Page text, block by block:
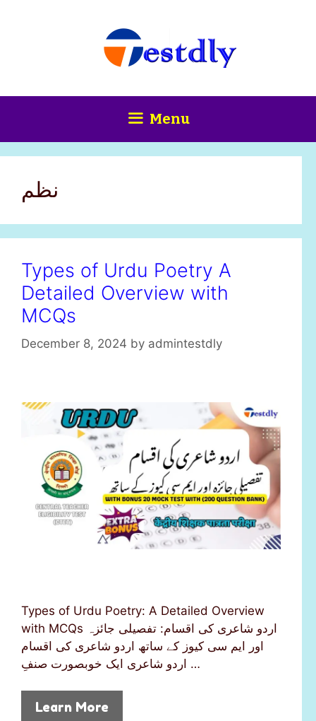
Menu
نظم
Types of Urdu Poetry A
Detailed Overview with
MCQs
December 8, 2024 by admintestdly
Types of Urdu Poetry: A Detailed Overview
with MCQs اردو شاعری کی اقسام: تفصیلی جائزہ
اور ایم سی کیوز کے ساتھ اردو شاعری کی اقسام
اردو شاعری ایک خوبصورت صنفِ …
Learn More